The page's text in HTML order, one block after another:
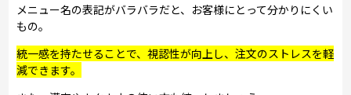
メニュー名の表記がバラバラだと、お客様にとって分かりにくい
もの。
統一感を持たせることで、視認性が向上し、注文のストレスを軽
減できます。